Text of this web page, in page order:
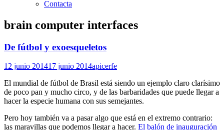
Contacta
brain computer interfaces
De fútbol y exoesqueletos
12 junio 201417 junio 2014apicerfe
El mundial de fútbol de Brasil está siendo un ejemplo claro clarísimo
de poco pan y mucho circo, y de las barbaridades que puede llegar a
hacer la especie humana con sus semejantes.
Pero hoy también va a pasar algo que está en el extremo contrario:
las maravillas que podemos llegar a hacer. El balón de inauguración